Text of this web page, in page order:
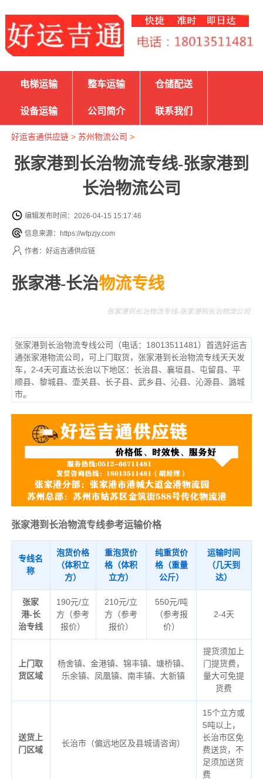
电梯运输 整车运输 仓储配送
设备运输 公司简介 联系我们
好运吉通供应链> 苏州物流公司 >
张家港到长治物流专线-张家港到
长治物流公司
编辑发布时间：2026-04-15 15:17:46
信息来源：https://wfpzjy.com
作者：好运吉通供应链
张家港-长治物流专线
张家港到长治物流专线-张家港到长治物流公司
张家港到长治物流专线公司（电话：18013511481）首选好运吉
通张家港物流公司，可上门取货，张家港到长治物流专线天天发
车，2-4天可直达长治以下地区：长治县、襄垣县、屯留县、平
顺县、黎城县、壶关县、长子县、武乡县、沁县、沁源县、潞城
市。
张家港到长治物流专线参考运输价格
专线名
称
泡货价格
（体积立
方）
重泡货价
格（体积
立方）
纯重货价
格（重量
公斤）
运输时间
（几天到
达）
张家
港-长
治专线
190元/立
方（参考
报价）
210元/立
方（参考
报价）
550元/吨
（参考报
价）
2-4天
上门取
货区域
杨舍镇、金港镇、锦丰镇、塘桥镇、
乐余镇、凤凰镇、南丰镇、大新镇
提货须加上
门提货费，
量大可免提
货费
送货上
门区域
长治市（偏远地区及县城请咨询）
15个立方或
5吨以上，
长治市区免
费送货，不
足须加送货
费